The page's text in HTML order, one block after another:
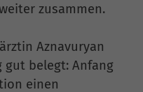
zusammen.
Aznavuryan
gut belegt: Anfang
einen